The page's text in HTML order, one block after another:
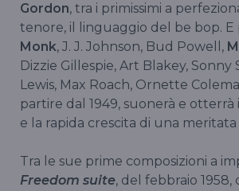
Gordon, tra i primissimi a
tenore, il linguaggio del be bop. E
Monk, J. J. Johnson, Bud Powell,
Dizzie Gillespie, Art Blakey, Sonny
Lewis, Max Roach, Ornette
partire dal 1949, suonerà e otterrà
e la rapida crescita di una meritata
Tra le sue prime composizioni a
Freedom suite, del febbraio 1958,